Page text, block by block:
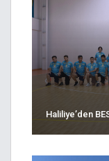
Haliliye’den